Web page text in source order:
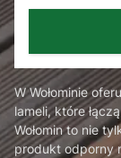
W Wołominie
lameli, które
Wołomin to nie
produkt odporny